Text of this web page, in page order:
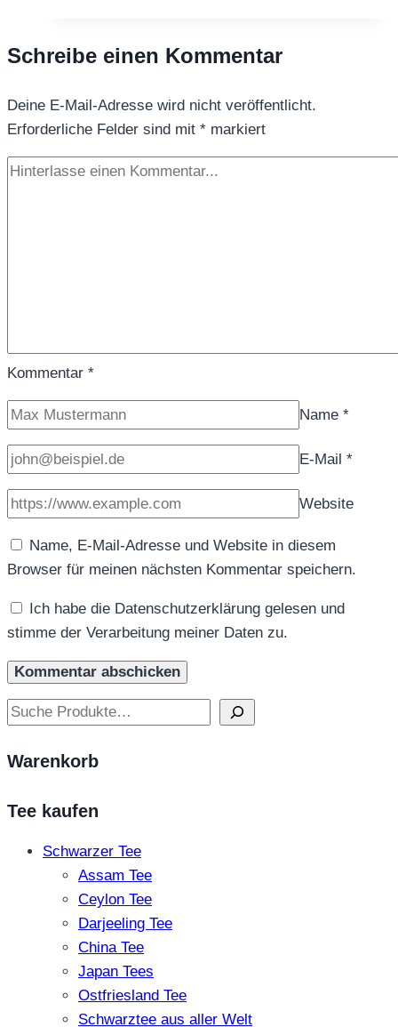
Schreibe einen Kommentar
Deine E-Mail-Adresse wird nicht veröffentlicht.
Erforderliche Felder sind mit * markiert
Kommentar *
Name *
E-Mail *
Website
Name, E-Mail-Adresse und Website in diesem
Browser für meinen nächsten Kommentar speichern.
Ich habe die Datenschutzerklärung gelesen und
stimme der Verarbeitung meiner Daten zu.
Suchen
Warenkorb
Tee kaufen
Schwarzer Tee
Assam Tee
Ceylon Tee
Darjeeling Tee
China Tee
Japan Tees
Ostfriesland Tee
Schwarztee aus aller Welt